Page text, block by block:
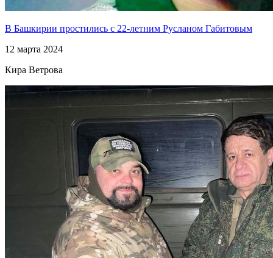
В Башкирии простились с 22-летним Русланом Габитовым
12 марта 2024
Кира Ветрова